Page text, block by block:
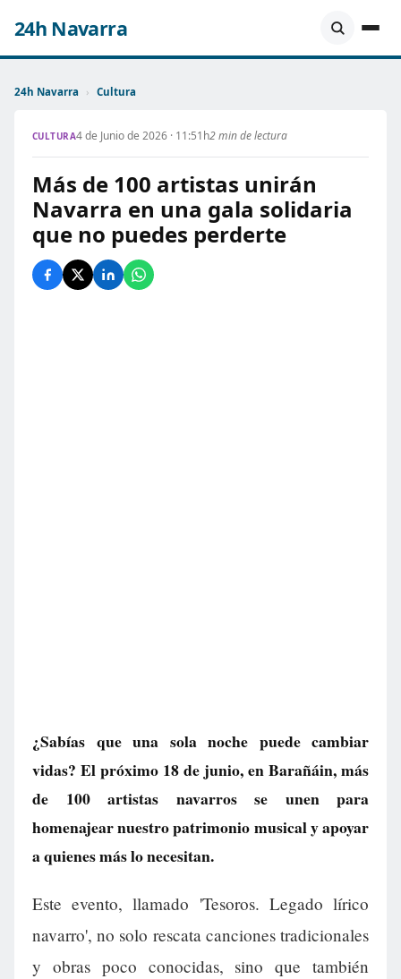
24h Navarra
24h Navarra › Cultura
CULTURA4 de Junio de 2026 · 11:51h2 min de lectura
Más de 100 artistas unirán
Navarra en una gala solidaria
que no puedes perderte
¿Sabías que una sola noche puede cambiar
vidas? El próximo 18 de junio, en Barañáin, más
de 100 artistas navarros se unen para
homenajear nuestro patrimonio musical y apoyar
a quienes más lo necesitan.
Este evento, llamado 'Tesoros. Legado lírico
navarro', no solo rescata canciones tradicionales
y obras poco conocidas, sino que también